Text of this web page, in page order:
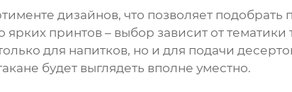
дизайнов, что позволяет
принтов – выбор зависит от
для напитков, но и для подачи
будет выглядеть вполне уместно.